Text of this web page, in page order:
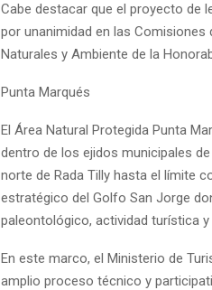
Cabe destacar que el proyecto de
por unanimidad en las Comisiones
Naturales y Ambiente de la
Punta Marqués
El Área Natural Protegida Punta
dentro de los ejidos municipales
norte de Rada Tilly hasta el límite
estratégico del Golfo San Jorge
paleontológico, actividad turística
En este marco, el Ministerio de
amplio proceso técnico y